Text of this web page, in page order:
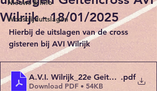
Nieuws & Info
Wedstrijduitslagen
Wilrijk - 18/01/2025
Hierbij de uitslagen van de cross
gisteren bij AVI Wilrijk
A.V.I. Wilrijk_22e .pdf
Download PDF • 54KB